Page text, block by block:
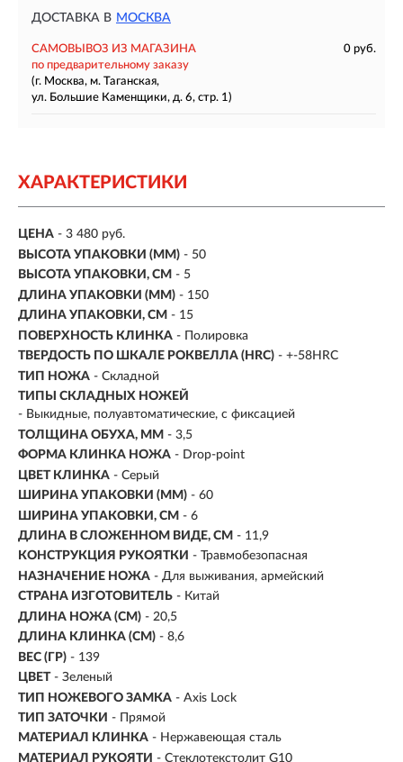
ДОСТАВКА В МОСКВА
САМОВЫВОЗ ИЗ МАГАЗИНА
0 руб.
по предварительному заказу
(г. Москва, м. Таганская,
ул. Большие Каменщики, д. 6, стр. 1)
ХАРАКТЕРИСТИКИ
ЦЕНА - 3 480 руб.
ВЫСОТА УПАКОВКИ (ММ) - 50
ВЫСОТА УПАКОВКИ, СМ - 5
ДЛИНА УПАКОВКИ (ММ) - 150
ДЛИНА УПАКОВКИ, СМ - 15
ПОВЕРХНОСТЬ КЛИНКА - Полировка
ТВЕРДОСТЬ ПО ШКАЛЕ РОКВЕЛЛА (HRC) - +-58HRC
ТИП НОЖА - Складной
ТИПЫ СКЛАДНЫХ НОЖЕЙ
- Выкидные, полуавтоматические, с фиксацией
ТОЛЩИНА ОБУХА, ММ - 3,5
ФОРМА КЛИНКА НОЖА - Drop-point
ЦВЕТ КЛИНКА - Серый
ШИРИНА УПАКОВКИ (ММ) - 60
ШИРИНА УПАКОВКИ, СМ - 6
ДЛИНА В СЛОЖЕННОМ ВИДЕ, СМ - 11,9
КОНСТРУКЦИЯ РУКОЯТКИ - Травмобезопасная
НАЗНАЧЕНИЕ НОЖА - Для выживания, армейский
СТРАНА ИЗГОТОВИТЕЛЬ - Китай
ДЛИНА НОЖА (СМ) - 20,5
ДЛИНА КЛИНКА (СМ) - 8,6
ВЕС (ГР) - 139
ЦВЕТ - Зеленый
ТИП НОЖЕВОГО ЗАМКА - Axis Lock
ТИП ЗАТОЧКИ - Прямой
МАТЕРИАЛ КЛИНКА - Нержавеющая сталь
МАТЕРИАЛ РУКОЯТИ - Стеклотекстолит G10